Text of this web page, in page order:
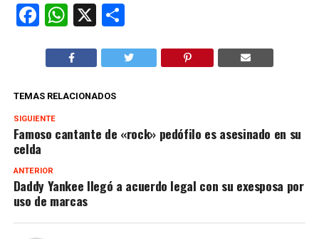
Facebook
WhatsApp
X Compartir
TEMAS RELACIONADOS
SIGUIENTE
Famoso cantante de «rock» pedófilo es asesinado en su
celda
ANTERIOR
Daddy Yankee llegó a acuerdo legal con su exesposa por
uso de marcas